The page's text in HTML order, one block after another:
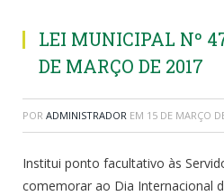
LEI MUNICIPAL Nº
DE MARÇO DE 2017
POR ADMINISTRADOR EM 15 DE MARÇO
Institui ponto facultativo às
comemorar ao Dia Internacional